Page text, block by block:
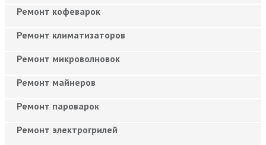
Ремонт кофеварок
Ремонт климатизаторов
Ремонт микроволновок
Ремонт майнеров
Ремонт пароварок
Ремонт электрогрилей